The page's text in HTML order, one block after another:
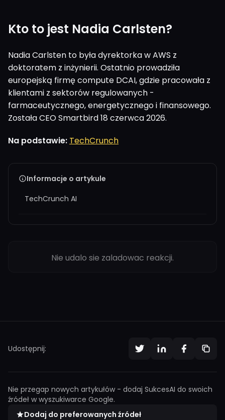
Kto to jest Nadia Carlsten?
Nadia Carlsten to była dyrektorka w AWS z
doktoratem z inżynierii. Ostatnio prowadziła
europejską firmę compute DCAI, gdzie pracowała z
klientami z sektorów regulowanych -
farmaceutycznego, energetycznego i finansowego.
Została CEO Smartbird 18 czerwca 2026.
Na podstawie: TechCrunch
Informacje o artykule
TechCrunch AI
Nie udalo sie zaladowac reakcji.
Udostępnij:
Nie przegap nowych artykułów - dodaj SukcesAI do swoich
źródeł w wyszukiwarce Google.
Dodaj do preferowanych źródeł